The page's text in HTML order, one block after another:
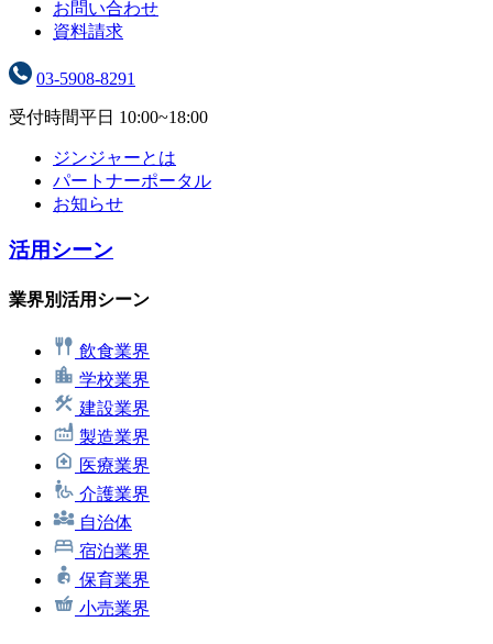
お問い合わせ
資料請求
03-5908-8291
受付時間平日 10:00~18:00
ジンジャーとは
パートナーポータル
お知らせ
活用シーン
業界別活用シーン
飲食業界
学校業界
建設業界
製造業界
医療業界
介護業界
自治体
宿泊業界
保育業界
小売業界